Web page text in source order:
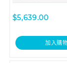
$5,639.00
加入購